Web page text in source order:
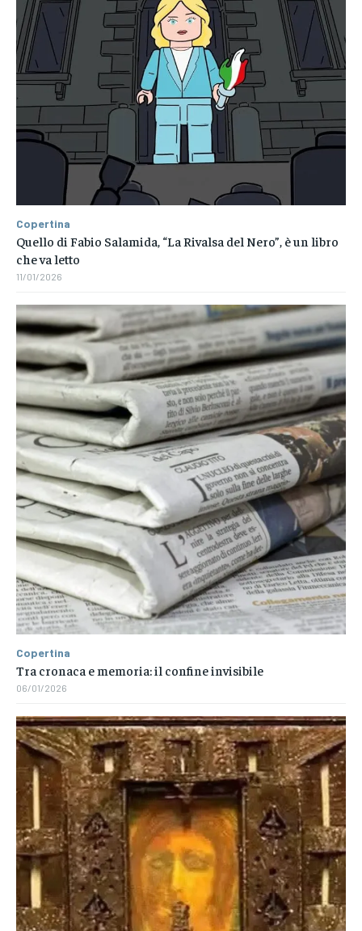
Copertina
Quello di Fabio Salamida, “La Rivalsa del Nero”, è un libro
che va letto
11/01/2026
Copertina
Tra cronaca e memoria: il confine invisibile
06/01/2026